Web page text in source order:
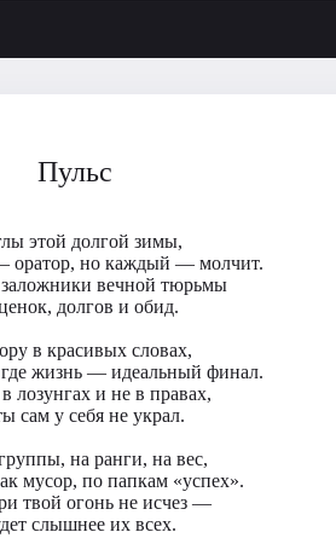
Пульс
этой долгой зимы,
оратор, но каждый — молчит.
вечной тюрьмы
долгов и обид.
в красивых словах,
жизнь — идеальный финал.
лозунгах и не в правах,
сам у себя не украл.
на ранги, на вес,
мусор, по папкам «успех».
твой огонь не исчез —
слышнее их всех.